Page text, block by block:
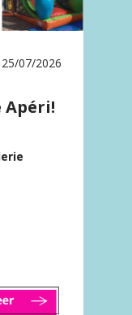
25/07/2026